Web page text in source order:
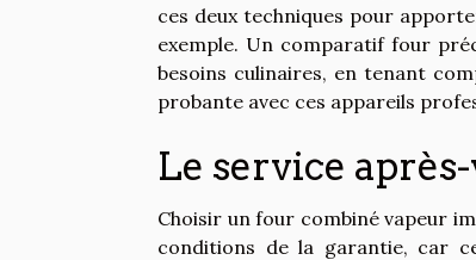
ces deux techniques pour
exemple. Un comparatif four
besoins culinaires, en tenant
probante avec ces appareils
Le service
Choisir un four combiné vapeur
conditions de la garantie, car